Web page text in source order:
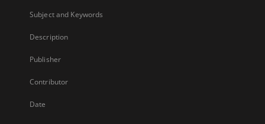
Subject and Keywords
Description
Publisher
Contributor
Date